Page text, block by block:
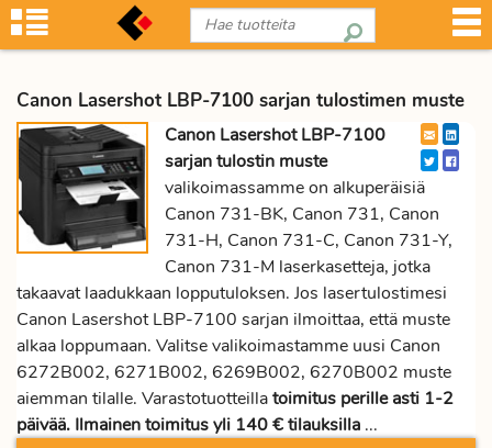
Canon Lasershot LBP-7100 sarjan tulostimen muste
Canon Lasershot LBP-7100
sarjan tulostin muste
valikoimassamme on alkuperäisiä
Canon 731-BK, Canon 731, Canon
731-H, Canon 731-C, Canon 731-Y,
Canon 731-M laserkasetteja, jotka
takaavat laadukkaan lopputuloksen. Jos lasertulostimesi
Canon Lasershot LBP-7100 sarjan ilmoittaa, että muste
alkaa loppumaan. Valitse valikoimastamme uusi Canon
6272B002, 6271B002, 6269B002, 6270B002 muste
aiemman tilalle. Varastotuotteillatoimitus perille asti 1-2
päivää. Ilmainen toimitus yli 140 € tilauksilla ...